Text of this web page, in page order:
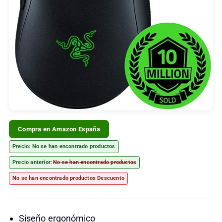
Compra en Amazon España
Precio: No se han encontrado productos
Precio anterior:No se han encontrado productos
No se han encontrado productosDescuento
Siseño ergonómico